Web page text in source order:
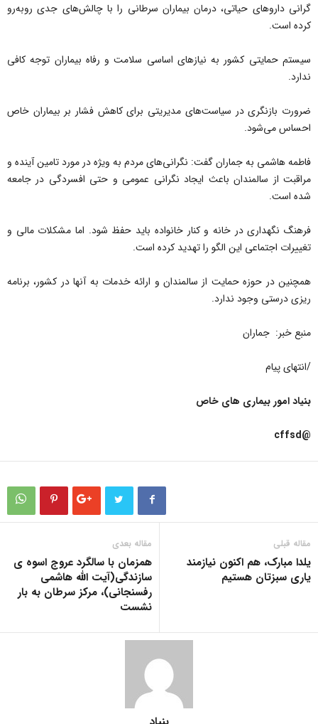
گرانی داروهای حیاتی، درمان بیماران سرطانی را با چالش‌های جدی روبه‌رو
کرده است.
سیستم حمایتی کشور به نیازهای اساسی سلامت و رفاه بیماران توجه کافی
ندارد.
ضرورت بازنگری در سیاست‌های مدیریتی برای کاهش فشار بر بیماران خاص
احساس می‌شود.
فاطمه هاشمی به جماران گفت: نگرانی‌های مردم به ویژه در مورد تامین آینده و
مراقبت از سالمندان باعث ایجاد نگرانی عمومی و حتی افسردگی در جامعه
شده است.
فرهنگ نگهداری در خانه و کنار خانواده باید حفظ شود. اما مشکلات مالی و
تغییرات اجتماعی این الگو را تهدید کرده است.
همچنین در حوزه حمایت از سالمندان و ارائه خدمات به آنها در کشور، برنامه
ریزی درستی وجود ندارد.
منبع خبر: جماران
/انتهای پیام
بنیاد امور بیماری های خاص
@cffsd
مقاله قبلی
یلدا مبارک، هم اکنون نیازمند
یاری سبزتان هستیم
مقاله بعدی
همزمان با سالگرد عروج اسوه ی
سازندگی(آیت الله هاشمی
رفسنجانی)، مرکز سرطان به بار
نشست